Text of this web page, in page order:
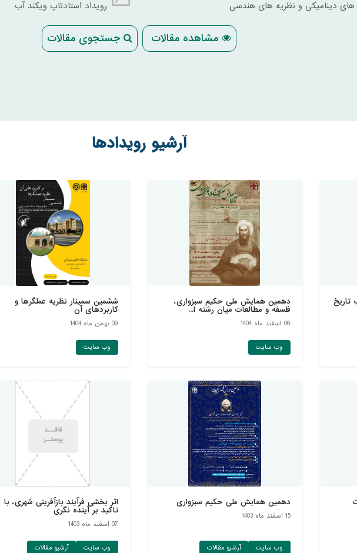
ديناميکی و نظريه های هندسی رویداد استادتاپ ویکند آب
مشاهده مقالات جستجوی مقالات
آرشیو رویدادها
تاریخ دهمین همایش ملی حکیم سبزواری،
فلسفه و مطالعات میان رشته ا...
06 اسفند ماه 1404
وب سایت
ششمین سمینار نظریه عملگرها و
کاربردهای آن
09 بهمن ماه 1404
وب سایت
دهمین همایش ملی حکیم سبزواری
15 اسفند ماه 1403
وب سایت آرشیو مقالات
اثر بخشی فرآیند بازآفرینی شهری، با
تاکید بر آینده نگری
07 اسفند ماه 1403
وب سایت آرشیو مقالات